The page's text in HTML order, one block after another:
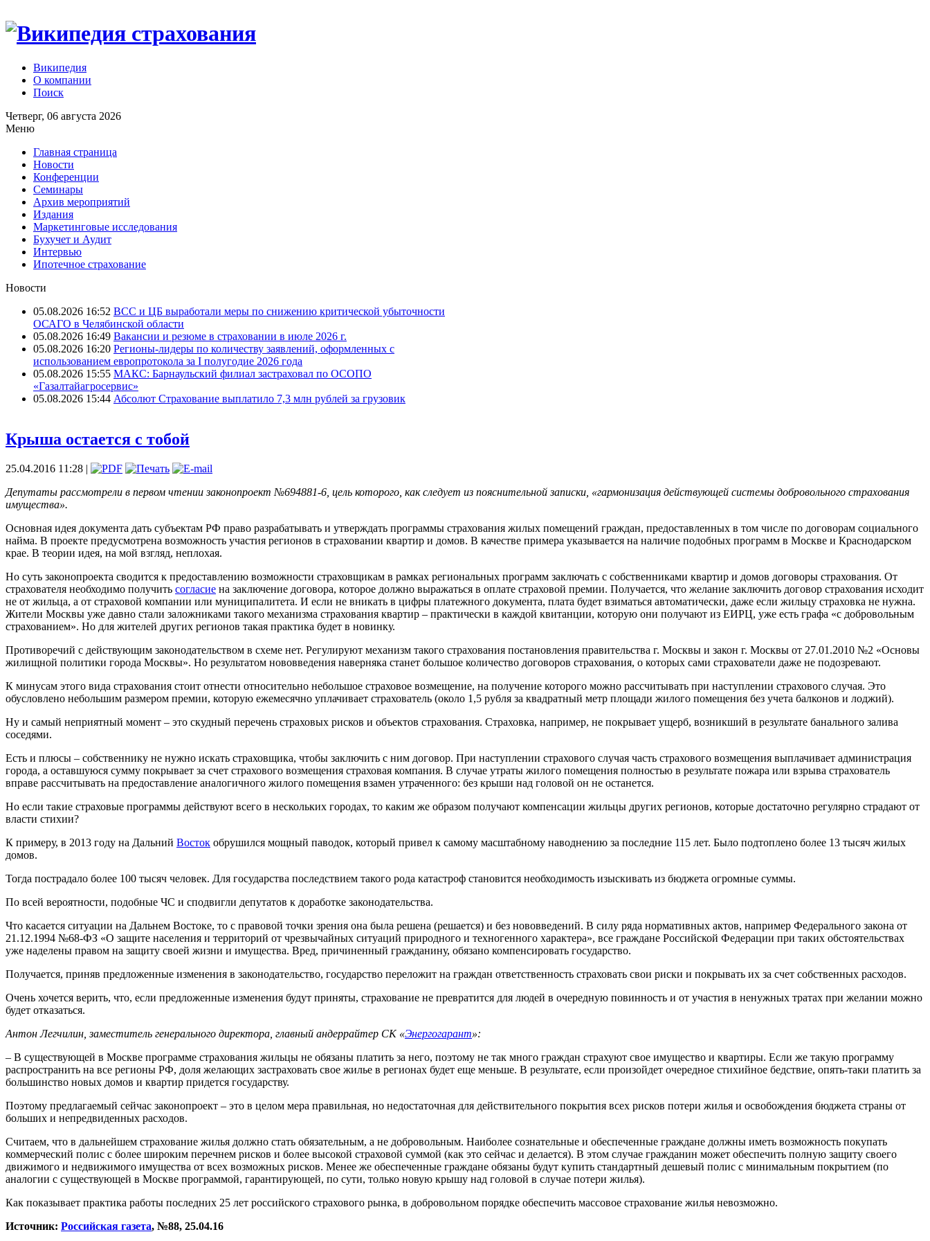
Википедия
О компании
Поиск
Четверг, 06 августа 2026
Меню
Главная страница
Новости
Конференции
Семинары
Архив мероприятий
Издания
Маркетинговые исследования
Бухучет и Аудит
Интервью
Ипотечное страхование
Новости
05.08.2026 16:52 ВСС и ЦБ выработали меры по снижению критической убыточности
ОСАГО в Челябинской области
05.08.2026 16:49 Вакансии и резюме в страховании в июле 2026 г.
05.08.2026 16:20 Регионы-лидеры по количеству заявлений, оформленных с
использованием европротокола за I полугодие 2026 года
05.08.2026 15:55 МАКС: Барнаульский филиал застраховал по ОСОПО
«Газалтайагросервис»
05.08.2026 15:44 Абсолют Страхование выплатило 7,3 млн рублей за грузовик
Крыша остается с тобой
25.04.2016 11:28 |
Депутаты рассмотрели в первом чтении законопроект №694881-6, цель которого, как следует из пояснительной записки, «гармонизация действующей системы добровольного страхования
имущества».
Основная идея документа дать субъектам РФ право разрабатывать и утверждать программы страхования жилых помещений граждан, предоставленных в том числе по договорам социального
найма. В проекте предусмотрена возможность участия регионов в страховании квартир и домов. В качестве примера указывается на наличие подобных программ в Москве и Краснодарском
крае. В теории идея, на мой взгляд, неплохая.
Но суть законопроекта сводится к предоставлению возможности страховщикам в рамках региональных программ заключать с собственниками квартир и домов договоры страхования. От
страхователя необходимо получить согласие на заключение договора, которое должно выражаться в оплате страховой премии. Получается, что желание заключить договор страхования исходит
не от жильца, а от страховой компании или муниципалитета. И если не вникать в цифры платежного документа, плата будет взиматься автоматически, даже если жильцу страховка не нужна.
Жители Москвы уже давно стали заложниками такого механизма страхования квартир – практически в каждой квитанции, которую они получают из ЕИРЦ, уже есть графа «с добровольным
страхованием». Но для жителей других регионов такая практика будет в новинку.
Противоречий с действующим законодательством в схеме нет. Регулируют механизм такого страхования постановления правительства г. Москвы и закон г. Москвы от 27.01.2010 №2 «Основы
жилищной политики города Москвы». Но результатом нововведения наверняка станет большое количество договоров страхования, о которых сами страхователи даже не подозревают.
К минусам этого вида страхования стоит отнести относительно небольшое страховое возмещение, на получение которого можно рассчитывать при наступлении страхового случая. Это
обусловлено небольшим размером премии, которую ежемесячно уплачивает страхователь (около 1,5 рубля за квадратный метр площади жилого помещения без учета балконов и лоджий).
Ну и самый неприятный момент – это скудный перечень страховых рисков и объектов страхования. Страховка, например, не покрывает ущерб, возникший в результате банального залива
соседями.
Есть и плюсы – собственнику не нужно искать страховщика, чтобы заключить с ним договор. При наступлении страхового случая часть страхового возмещения выплачивает администрация
города, а оставшуюся сумму покрывает за счет страхового возмещения страховая компания. В случае утраты жилого помещения полностью в результате пожара или взрыва страхователь
вправе рассчитывать на предоставление аналогичного жилого помещения взамен утраченного: без крыши над головой он не останется.
Но если такие страховые программы действуют всего в нескольких городах, то каким же образом получают компенсации жильцы других регионов, которые достаточно регулярно страдают от
власти стихии?
К примеру, в 2013 году на Дальний Восток обрушился мощный паводок, который привел к самому масштабному наводнению за последние 115 лет. Было подтоплено более 13 тысяч жилых
домов.
Тогда пострадало более 100 тысяч человек. Для государства последствием такого рода катастроф становится необходимость изыскивать из бюджета огромные суммы.
По всей вероятности, подобные ЧС и сподвигли депутатов к доработке законодательства.
Что касается ситуации на Дальнем Востоке, то с правовой точки зрения она была решена (решается) и без нововведений. В силу ряда нормативных актов, например Федерального закона от
21.12.1994 №68-ФЗ «О защите населения и территорий от чрезвычайных ситуаций природного и техногенного характера», все граждане Российской Федерации при таких обстоятельствах
уже наделены правом на защиту своей жизни и имущества. Вред, причиненный гражданину, обязано компенсировать государство.
Получается, приняв предложенные изменения в законодательство, государство переложит на граждан ответственность страховать свои риски и покрывать их за счет собственных расходов.
Очень хочется верить, что, если предложенные изменения будут приняты, страхование не превратится для людей в очередную повинность и от участия в ненужных тратах при желании можно
будет отказаться.
Антон Легчилин, заместитель генерального директора, главный андеррайтер СК «Энергогарант»:
– В существующей в Москве программе страхования жильцы не обязаны платить за него, поэтому не так много граждан страхуют свое имущество и квартиры. Если же такую программу
распространить на все регионы РФ, доля желающих застраховать свое жилье в регионах будет еще меньше. В результате, если произойдет очередное стихийное бедствие, опять-таки платить за
большинство новых домов и квартир придется государству.
Поэтому предлагаемый сейчас законопроект – это в целом мера правильная, но недостаточная для действительного покрытия всех рисков потери жилья и освобождения бюджета страны от
больших и непредвиденных расходов.
Считаем, что в дальнейшем страхование жилья должно стать обязательным, а не добровольным. Наиболее сознательные и обеспеченные граждане должны иметь возможность покупать
коммерческий полис с более широким перечнем рисков и более высокой страховой суммой (как это сейчас и делается). В этом случае гражданин может обеспечить полную защиту своего
движимого и недвижимого имущества от всех возможных рисков. Менее же обеспеченные граждане обязаны будут купить стандартный дешевый полис с минимальным покрытием (по
аналогии с существующей в Москве программой, гарантирующей, по сути, только новую крышу над головой в случае потери жилья).
Как показывает практика работы последних 25 лет российского страхового рынка, в добровольном порядке обеспечить массовое страхование жилья невозможно.
Источник: Российская газета, №88, 25.04.16